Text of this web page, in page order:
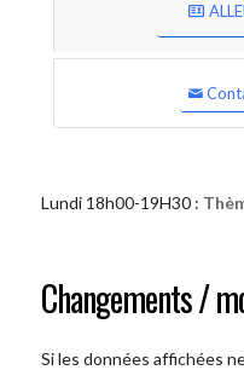
Lundi 18h00-19H30 :
Changements /
Si les données affichées